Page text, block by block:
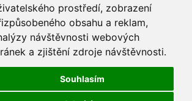
prostředí, zobrazení
obsahu a reklam,
návštěvnosti webových
a zjištění zdroje návštěvnosti.
Souhlasím
- 2026 Jaroslav Macenauer, Ing. -